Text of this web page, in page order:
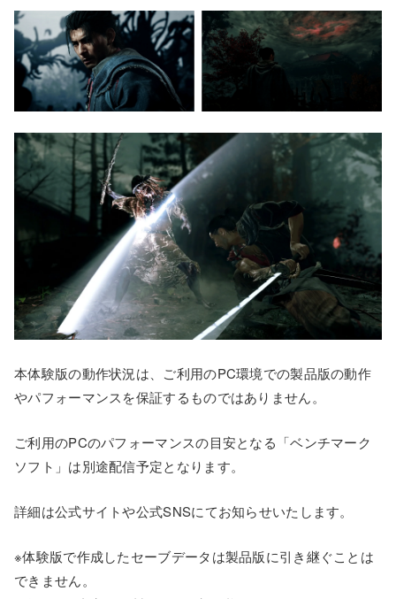
本体験版の動作状況は、ご利用のPC環境での製品版の動作
やパフォーマンスを保証するものではありません。
ご利用のPCのパフォーマンスの目安となる「ベンチマーク
ソフト」は別途配信予定となります。
詳細は公式サイトや公式SNSにてお知らせいたします。
※体験版で作成したセーブデータは製品版に引き継ぐことは
できません。